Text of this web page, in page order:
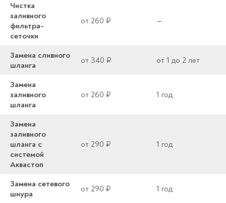
Чистка
заливного
фильтра-
сеточки
от 260 ₽ —
Замена сливного
шланга
от 340 ₽ от 1 до 2 лет
Замена
заливного
шланга
от 260 ₽ 1 год
Замена
заливного
шланга с
системой
Аквастоп
от 290 ₽ 1 год
Замена сетевого
шнура
от 290 ₽ 1 год